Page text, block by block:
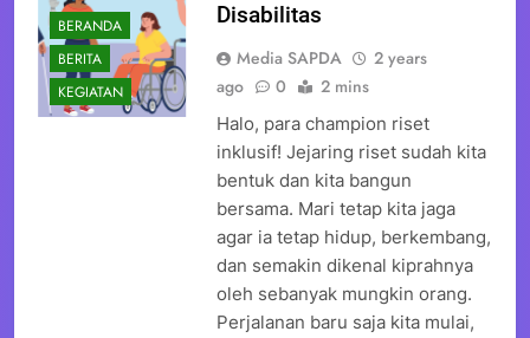
BERANDA
BERITA
KEGIATAN
Disabilitas
Media SAPDA
2 years
ago
0 2 mins
Halo, para champion riset
inklusif! Jejaring riset sudah kita
bentuk dan kita bangun
bersama. Mari tetap kita jaga
agar ia tetap hidup, berkembang,
dan semakin dikenal kiprahnya
oleh sebanyak mungkin orang.
Perjalanan baru saja kita mulai,